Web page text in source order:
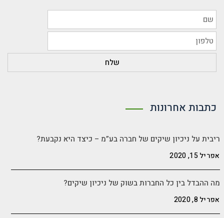
כתבות אחרונות
ריבית על ניכיון שיקים של חברה בע”מ – כיצד היא נקבעת?
אפריל 15, 2020
מה ההבדל בין כל החברות בשוק של ניכיון שיקים?
אפריל 8, 2020